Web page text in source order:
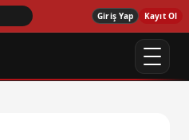
Giriş Yap Kayıt Ol